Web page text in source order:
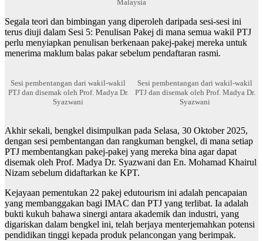
Malaysia
Segala teori dan bimbingan yang diperoleh daripada sesi-sesi ini
terus diuji dalam Sesi 5: Penulisan Pakej di mana semua wakil PTJ
perlu menyiapkan penulisan berkenaan pakej-pakej mereka untuk
menerima maklum balas pakar sebelum pendaftaran rasmi.
Sesi pembentangan dari wakil-wakil
PTJ dan disemak oleh Prof. Madya Dr.
Syazwani
Sesi pembentangan dari wakil-wakil
PTJ dan disemak oleh Prof. Madya Dr.
Syazwani
Akhir sekali, bengkel disimpulkan pada Selasa, 30 Oktober 2025,
dengan sesi pembentangan dan rangkuman bengkel, di mana setiap
PTJ membentangkan pakej-pakej yang mereka bina agar dapat
disemak oleh Prof. Madya Dr. Syazwani dan En. Mohamad Khairul
Nizam sebelum didaftarkan ke KPT.
Kejayaan pementukan 22 pakej edutourism ini adalah pencapaian
yang membanggakan bagi IMAC dan PTJ yang terlibat. Ia adalah
bukti kukuh bahawa sinergi antara akademik dan industri, yang
digariskan dalam bengkel ini, telah berjaya menterjemahkan potensi
pendidikan tinggi kepada produk pelancongan yang berimpak.